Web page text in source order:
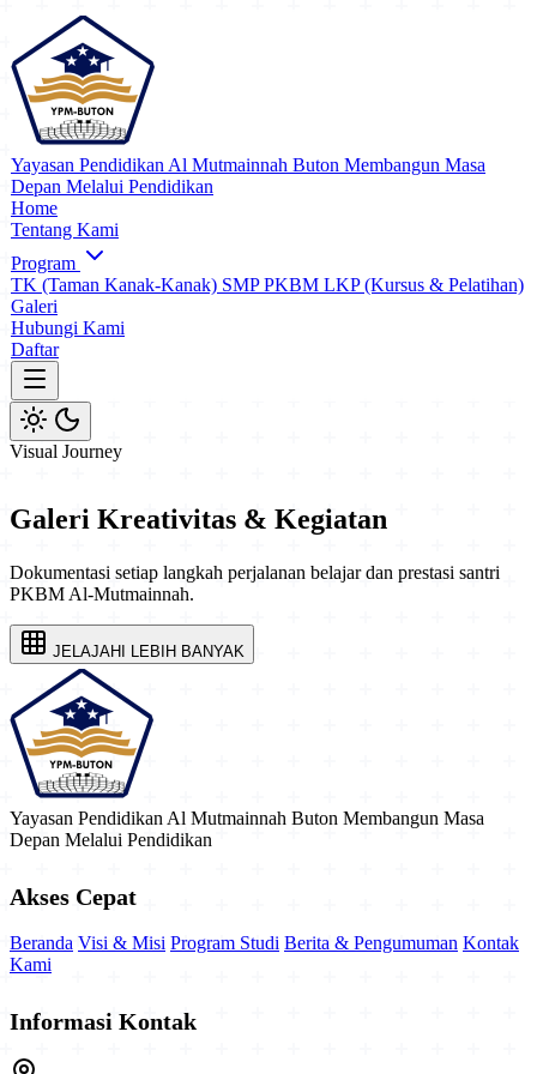
Yayasan Pendidikan Al Mutmainnah Buton Membangun Masa
Depan Melalui Pendidikan
Home
Tentang Kami
Program
TK (Taman Kanak-Kanak) SMP PKBM LKP (Kursus & Pelatihan)
Galeri
Hubungi Kami
Daftar
Visual Journey
Galeri Kreativitas & Kegiatan
Dokumentasi setiap langkah perjalanan belajar dan prestasi santri
PKBM Al-Mutmainnah.
JELAJAHI LEBIH BANYAK
Yayasan Pendidikan Al Mutmainnah Buton Membangun Masa
Depan Melalui Pendidikan
Akses Cepat
Beranda Visi & Misi Program Studi Berita & Pengumuman Kontak
Kami
Informasi Kontak